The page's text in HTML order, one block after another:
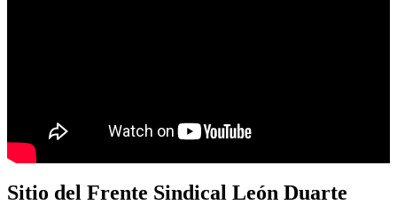
Sitio del Frente Sindical León Duarte